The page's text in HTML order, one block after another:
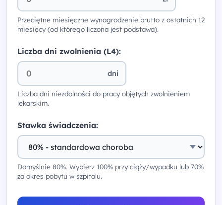
Przeciętne miesięczne wynagrodzenie brutto z ostatnich 12
miesięcy (od którego liczona jest podstawa).
Liczba dni zwolnienia (L4):
dni
Liczba dni niezdolności do pracy objętych zwolnieniem
lekarskim.
Stawka świadczenia:
Domyślnie 80%. Wybierz 100% przy ciąży/wypadku lub 70%
za okres pobytu w szpitalu.